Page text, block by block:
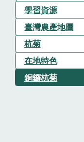
學習資源
臺灣農產地圖
杭菊
在地特色
銅鑼杭菊